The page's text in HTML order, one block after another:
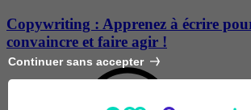
Copywriting : Apprenez à écrire
convaincre et faire agir !
Continuer sans accepter